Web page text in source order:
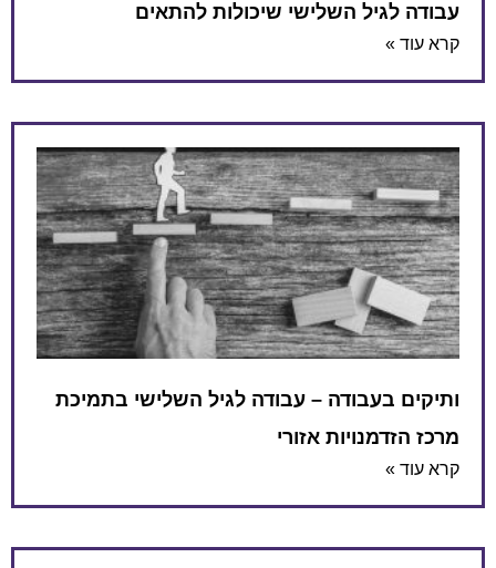
עבודה לגיל השלישי שיכולות להתאים
קרא עוד »
ותיקים בעבודה – עבודה לגיל השלישי בתמיכת
מרכז הזדמנויות אזורי
קרא עוד »